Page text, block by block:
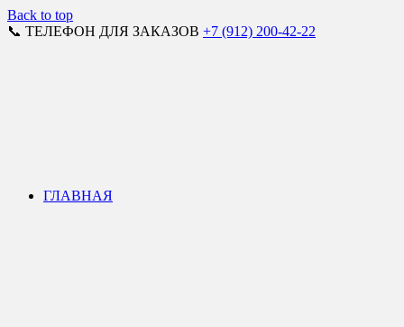
Back to top
📞 ТЕЛЕФОН ДЛЯ ЗАКАЗОВ +7 (912) 200-42-22
ГЛАВНАЯ